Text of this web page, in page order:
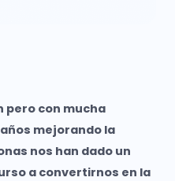
pero con mucha
mejorando la
nos han dado un
a convertirnos en la